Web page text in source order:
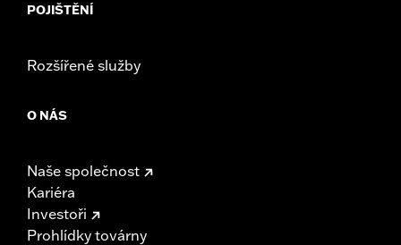
POJIŠTĚNÍ
Rozšířené služby
O NÁS
Naše společnost
Kariéra
Investoři
Prohlídky továrny